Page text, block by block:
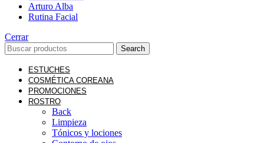
Arturo Alba
Rutina Facial
Cerrar
Search
ESTUCHES
COSMÉTICA COREANA
PROMOCIONES
ROSTRO
Back
Limpieza
Tónicos y lociones